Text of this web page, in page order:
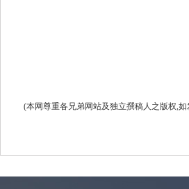
(本网尊重各兄弟网站及独立撰稿人之版权,如